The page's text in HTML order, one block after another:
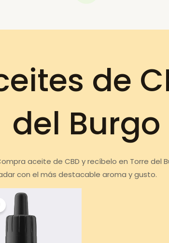
de
del Burgo
aceite de CBD y recíbelo en Torre del
con el más destacable aroma y gusto.